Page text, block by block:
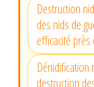
Destruction
des nids de
efficacité près
Dénidification
destruction